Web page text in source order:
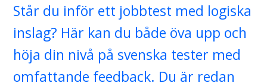
Står du inför ett jobbtest med logiska
inslag? Här kan du både öva upp och
höja din nivå på svenska tester med
omfattande feedback. Du är redan